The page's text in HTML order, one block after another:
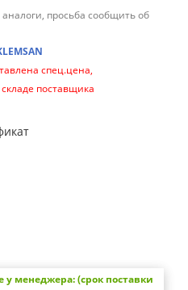
просьба сообщить об
спец.цена,
поставщика
у менеджера: (срок поставки